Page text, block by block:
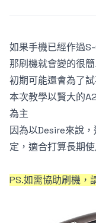
如果手機已經作過
那刷機就會變的很簡
初期可能還會為了
本次教學以賢大的
為主
因為以Desire來說
定，適合打算長期使
PS.如需協助刷機，